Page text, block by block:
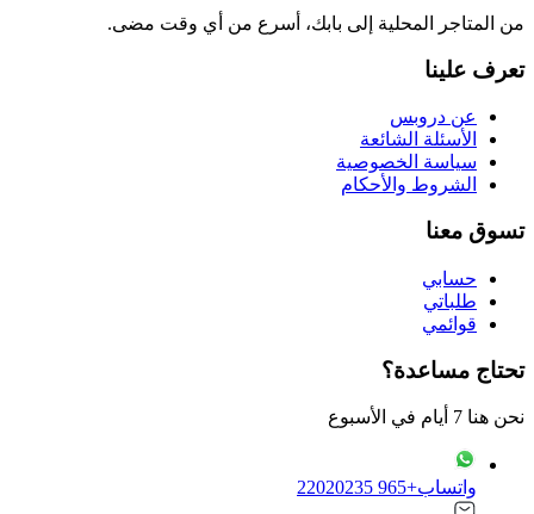
من المتاجر المحلية إلى بابك، أسرع من أي وقت مضى.
تعرف علينا
عن دروبس
الأسئلة الشائعة
سياسة الخصوصية
الشروط والأحكام
تسوق معنا
حسابي
طلباتي
قوائمي
تحتاج مساعدة؟
نحن هنا 7 أيام في الأسبوع
واتساب+965 22020235